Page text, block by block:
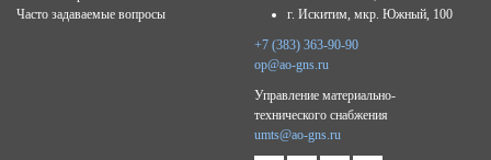
Часто задаваемые вопросы
г. Искитим, мкр. Южный, 100
+7 (383) 363-90-90
op@ao-gns.ru
Управление материально-
технического снабжения
umts@ao-gns.ru